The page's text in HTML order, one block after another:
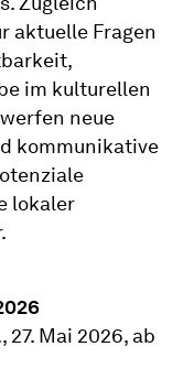
aktuelle Fragen
im kulturellen
neue
kommunikative
lokaler
Mai 2026, ab